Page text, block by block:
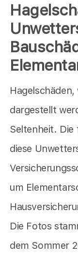
dargestellt
Seltenheit. Die
diese
um
Die Fotos
dem Sommer